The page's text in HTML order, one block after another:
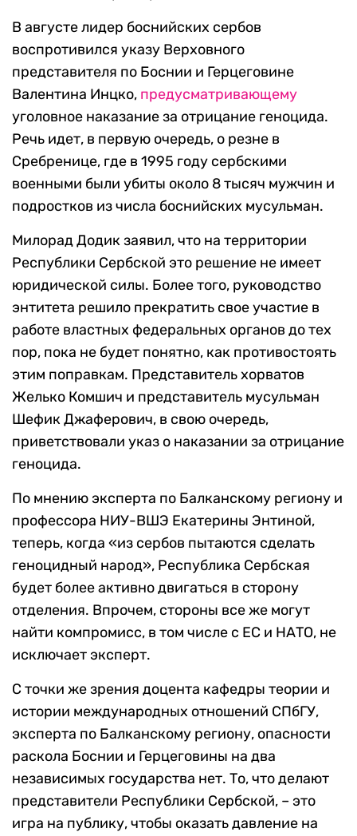
В августе лидер боснийских сербов
воспротивился указу Верховного
представителя по Боснии и Герцеговине
Валентина Инцко, предусматривающему
уголовное наказание за отрицание геноцида.
Речь идет, в первую очередь, о резне в
Сребренице, где в 1995 году сербскими
военными были убиты около 8 тысяч мужчин и
подростков из числа боснийских мусульман.
Милорад Додик заявил, что на территории
Республики Сербской это решение не имеет
юридической силы. Более того, руководство
энтитета решило прекратить свое участие в
работе властных федеральных органов до тех
пор, пока не будет понятно, как противостоять
этим поправкам. Представитель хорватов
Желько Комшич и представитель мусульман
Шефик Джаферович, в свою очередь,
приветствовали указ о наказании за отрицание
геноцида.
По мнению эксперта по Балканскому региону и
профессора НИУ-ВШЭ Екатерины Энтиной,
теперь, когда «из сербов пытаются сделать
геноцидный народ», Республика Сербская
будет более активно двигаться в сторону
отделения. Впрочем, стороны все же могут
найти компромисс, в том числе с ЕС и НАТО, не
исключает эксперт.
С точки же зрения доцента кафедры теории и
истории международных отношений СПбГУ,
эксперта по Балканскому региону, опасности
раскола Боснии и Герцеговины на два
независимых государства нет. То, что делают
представители Республики Сербской, – это
игра на публику, чтобы оказать давление на